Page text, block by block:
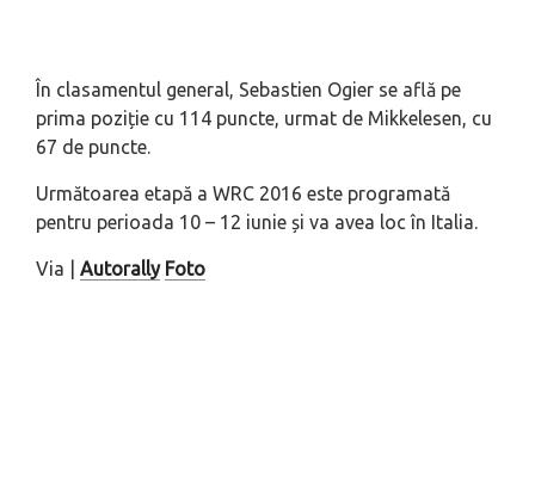
În clasamentul general, Sebastien Ogier se află pe
prima poziție cu 114 puncte, urmat de Mikkelesen, cu
67 de puncte.
Următoarea etapă a WRC 2016 este programată
pentru perioada 10 – 12 iunie și va avea loc în Italia.
Via | Autorally Foto